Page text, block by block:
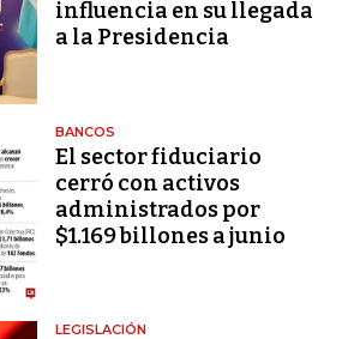
influencia en su llegada
a la Presidencia
BANCOS
El sector fiduciario
cerró con activos
administrados por
$1.169 billones a junio
LEGISLACIÓN